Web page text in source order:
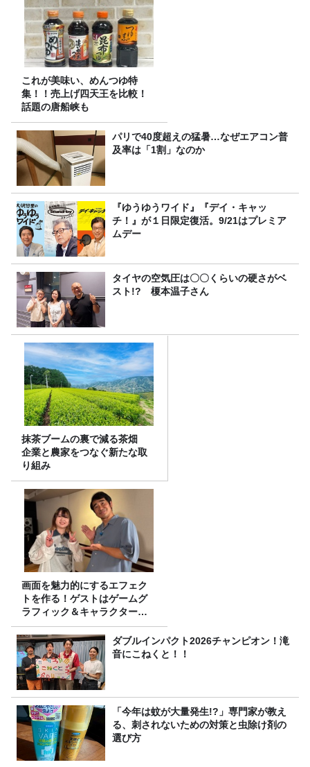
これが美味い、めんつゆ特
集！！売上げ四天王を比較！
話題の唐船峡も
パリで40度超えの猛暑…なぜエアコン普
及率は「1割」なのか
『ゆうゆうワイド』『デイ・キャッ
チ！』が１日限定復活。9/21はプレミア
ムデー
タイヤの空気圧は〇〇くらいの硬さがベ
スト!? 榎本温子さん
抹茶ブームの裏で減る茶畑
企業と農家をつなぐ新たな取
り組み
画面を魅力的にするエフェク
トを作る！ゲストはゲームグ
ラフィック＆キャラクター専
攻の遠藤里桜さん！
ダブルインパクト2026チャンピオン！滝
音にこねくと！！
「今年は蚊が大量発生!?」専門家が教え
る、刺されないための対策と虫除け剤の
選び方